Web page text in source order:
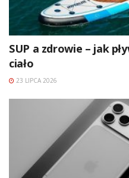
SUP a zdrowie – jak
ciało
23 LIPCA 2026